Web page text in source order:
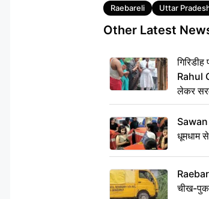
Tags
Raebareli Uttar
Other Latest
Rahul
लेकर
Sawan
धूमधाम
चीख-